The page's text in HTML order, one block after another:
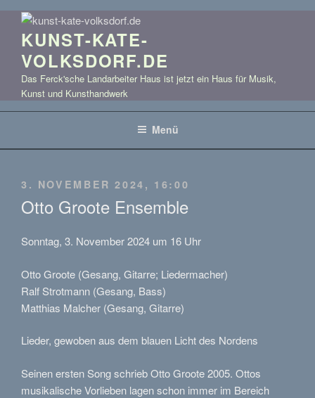
Inhalt
springenKUNST-KATE-
VOLKSDORF.DE
Das Ferck'sche Landarbeiter Haus ist jetzt ein Haus für Musik,
Kunst und Kunsthandwerk
Menü
VERÖFFENTLICHT
AM
3. NOVEMBER 2024, 16:00
Otto Groote Ensemble
Sonntag, 3. November 2024 um 16 Uhr
Otto Groote (Gesang, Gitarre; Liedermacher)
Ralf Strotmann (Gesang, Bass)
Matthias Malcher (Gesang, Gitarre)
Lieder, gewoben aus dem blauen Licht des Nordens
Seinen ersten Song schrieb Otto Groote 2005. Ottos
musikalische Vorlieben lagen schon immer im Bereich